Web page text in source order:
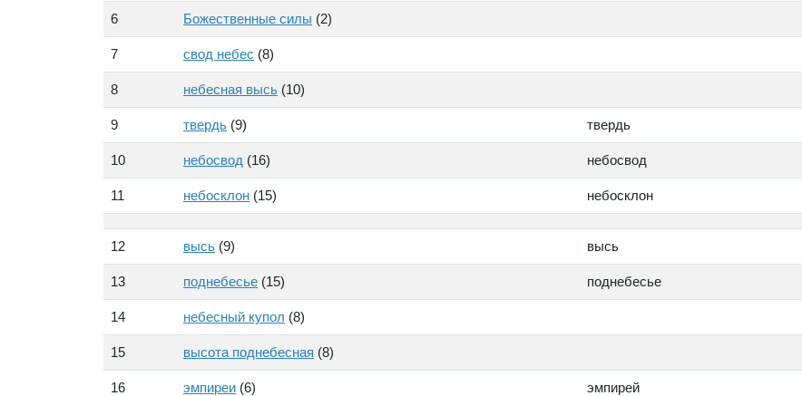
6 Божественные силы (2)
7 свод небес (8)
8 небесная высь (10)
9 твердь (9) твердь
10 небосвод (16) небосвод
11 небосклон (15) небосклон
12 высь (9) высь
13 поднебесье (15) поднебесье
14 небесный купол (8)
15 высота поднебесная (8)
16 эмпиреи (6) эмпирей